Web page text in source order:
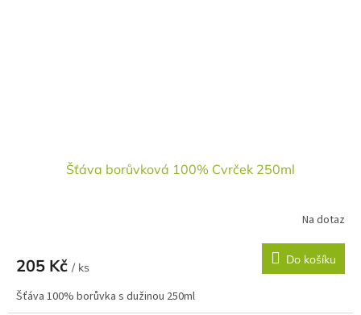
Šťáva borůvková 100% Cvrček 250ml
Na dotaz
205 Kč / ks
Do košíku
Šťáva 100% borůvka s dužinou 250ml